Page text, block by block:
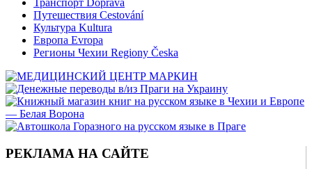
Транспорт Doprava
Путешествия Cestování
Культура Kultura
Европа Evropa
Регионы Чехии Regiony Česka
РЕКЛАМА НА САЙТЕ